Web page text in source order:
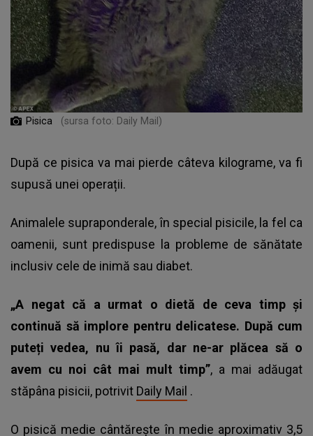
Pisica (sursa foto: Daily Mail)
După ce pisica va mai pierde câteva kilograme, va fi
supusă unei operații.
Animalele supraponderale, în special pisicile, la fel ca
oamenii, sunt predispuse la probleme de sănătate
inclusiv cele de inimă sau diabet.
„A negat că a urmat o dietă de ceva timp și
continuă să implore pentru delicatese. După cum
puteți vedea, nu îi pasă, dar ne-ar plăcea să o
avem cu noi cât mai mult timp”, a mai adăugat
stăpâna pisicii, potrivit Daily Mail .
O pisică medie cântărește în medie aproximativ 3,5